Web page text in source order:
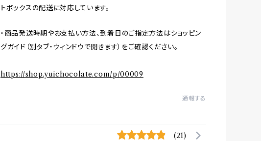
トボックスの配送に対応しています。
・商品発送時期やお支払い方法、到着日のご指定方法はショッピン
グガイド（別タブ・ウィンドウで開きます）をご確認ください。
https://shop.yuichocolate.com/p/00009
通報する
(21)